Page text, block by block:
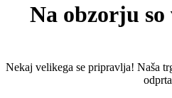
Na obzorju
Nekaj ​​velikega se pripravlja! Naša